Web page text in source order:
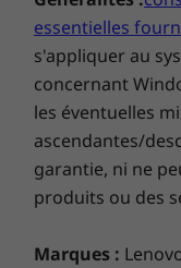
essentielles
s'appliquer au
concernant
les éventuelles
ascendantes/
garantie, ni ne
produits ou des
Marques :